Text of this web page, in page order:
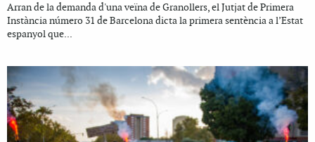
Arran de la demanda d'una veïna de Granollers, el Jutjat de Primera
Instància número 31 de Barcelona dicta la primera sentència a l’Estat
espanyol que...